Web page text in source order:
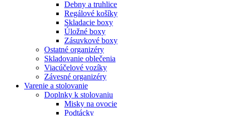
Debny a truhlice
Regálové košíky
Skladacie boxy
Úložné boxy
Zásuvkové boxy
Ostatné organizéry
Skladovanie oblečenia
Viacúčelové vozíky
Závesné organizéry
Varenie a stolovanie
Doplnky k stolovaniu
Misky na ovocie
Podtácky